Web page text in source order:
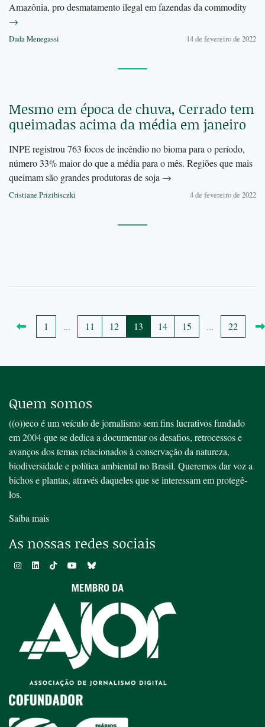
Amazônia, pro desmatamento ilegal em fazendas da commodity
→
Duda Menegassi 14 de fevereiro de 2022
Mesmo em época de chuva, Cerrado tem
queimadas acima da média em janeiro
INPE registrou 763 focos de incêndio no bioma para o período,
número 33% maior do que a média para o mês. Regiões que mais
queimam são grandes produtoras de soja →
Cristiane Prizibisczki 4 de fevereiro de 2022
1 ... 11 12 13 14 15 ... 22
Quem somos
((o))eco é um veículo de jornalismo sem fins lucrativos fundado
em 2004 que se dedica a documentar os desafios, retrocessos e
avanços dos temas relacionados à conservação da natureza,
biodiversidade e política ambiental no Brasil. Queremos dar voz a
bichos e plantas, através daqueles que se interessam em protegê-
los.
Saiba mais
As nossas redes sociais